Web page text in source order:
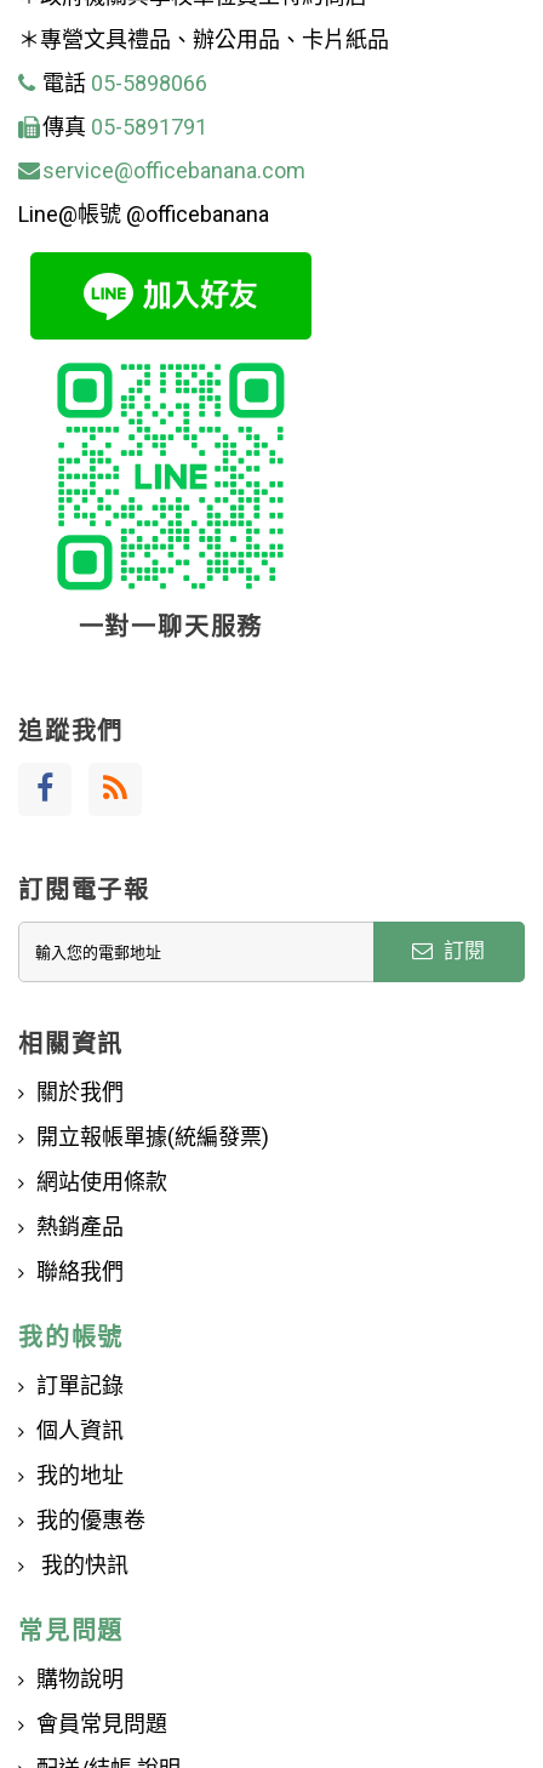
＊專營文具禮品、辦公用品、卡片紙品
電話 05-5898066
傳真 05-5891791
service@officebanana.com
Line@帳號 @officebanana
一對一聊天服務
追蹤我們
訂閱電子報
訂閱
相關資訊
關於我們
開立報帳單據(統編發票)
網站使用條款
熱銷產品
聯絡我們
我的帳號
訂單記錄
個人資訊
我的地址
我的優惠卷
我的快訊
常見問題
購物說明
會員常見問題